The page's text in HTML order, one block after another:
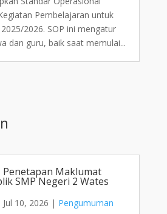
Pembelajaran untuk
2026. SOP ini mengatur
dan guru, baik saat memulai...
Penetapan Maklumat
SMP Negeri 2 Wates
Jul 10, 2026 | Pengumuman